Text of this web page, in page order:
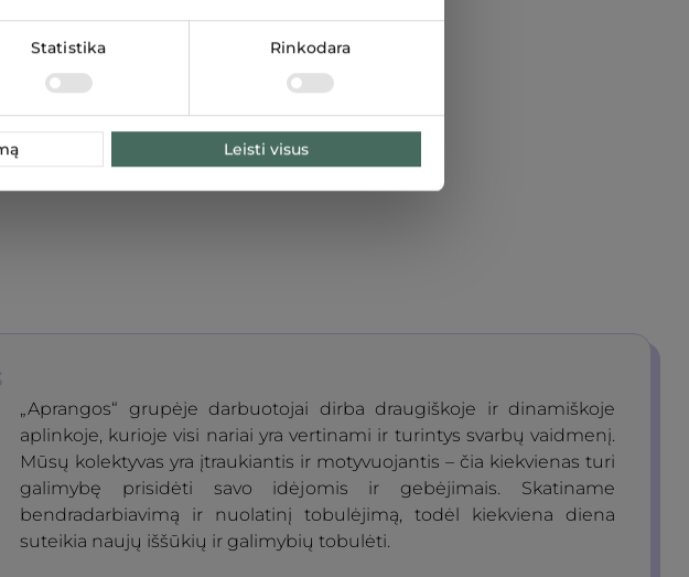
Statistika Rinkodara
Leisti visus
„Aprangos“ grupėje darbuotojai dirba draugiškoje ir dinamiškoje
aplinkoje, kurioje visi nariai yra vertinami ir turintys svarbų vaidmenį.
Mūsų kolektyvas yra įtraukiantis ir motyvuojantis – čia kiekvienas turi
galimybę prisidėti savo idėjomis ir gebėjimais. Skatiname
bendradarbiavimą ir nuolatinį tobulėjimą, todėl kiekviena diena
suteikia naujų iššūkių ir galimybių tobulėti.